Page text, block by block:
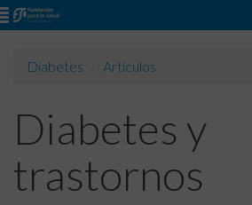
Diabetes Artículos
Diabetes y
trastornos